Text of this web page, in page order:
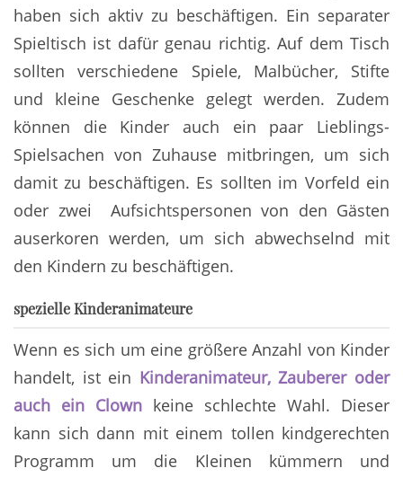
haben sich aktiv zu beschäftigen. Ein separater
Spieltisch ist dafür genau richtig. Auf dem Tisch
sollten verschiedene Spiele, Malbücher, Stifte
und kleine Geschenke gelegt werden. Zudem
können die Kinder auch ein paar Lieblings-
Spielsachen von Zuhause mitbringen, um sich
damit zu beschäftigen. Es sollten im Vorfeld ein
oder zwei Aufsichtspersonen von den Gästen
auserkoren werden, um sich abwechselnd mit
den Kindern zu beschäftigen.
spezielle Kinderanimateure
Wenn es sich um eine größere Anzahl von Kinder
handelt, ist ein Kinderanimateur, Zauberer oder
auch ein Clown keine schlechte Wahl. Dieser
kann sich dann mit einem tollen kindgerechten
Programm um die Kleinen kümmern und